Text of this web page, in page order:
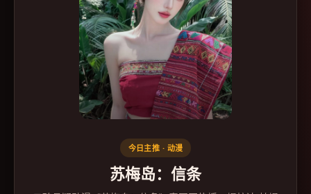
今日主推 · 动漫
苏梅岛：信条